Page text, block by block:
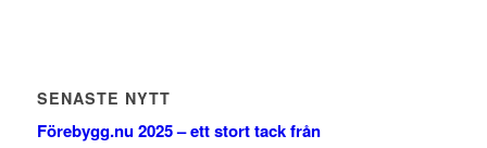
SENASTE NYTT
Förebygg.nu 2025 – ett stort tack från